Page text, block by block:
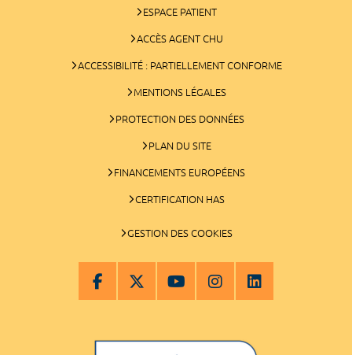
ESPACE PATIENT
ACCÈS AGENT CHU
ACCESSIBILITÉ : PARTIELLEMENT CONFORME
MENTIONS LÉGALES
PROTECTION DES DONNÉES
PLAN DU SITE
FINANCEMENTS EUROPÉENS
CERTIFICATION HAS
GESTION DES COOKIES